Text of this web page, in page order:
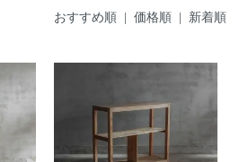
おすすめ順 | 価格順 | 新着順